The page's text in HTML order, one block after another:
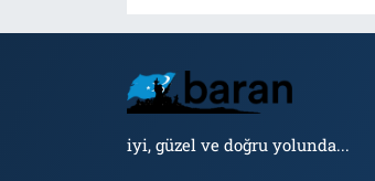
iyi, güzel ve doğru yolunda...